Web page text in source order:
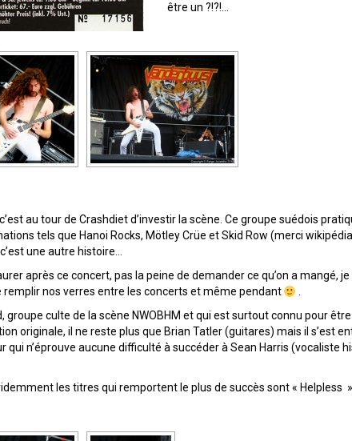
être un ?!?!…
au tour de Crashdiet d’investir la scène. Ce groupe suédois
tels que Hanoi Rocks, Mötley Crüe et Skid Row (merci wikipédia
une autre histoire…
après ce concert, pas la peine de demander ce qu’on a mangé,
remplir nos verres entre les concerts et même pendant
.
groupe culte de la scène NWOBHM et qui est surtout connu pour
originale, il ne reste plus que Brian Tatler (guitares) mais il s’est
qui n’éprouve aucune difficulté à succéder à Sean Harris (vocaliste
les titres qui remportent le plus de succès sont « Helpless »